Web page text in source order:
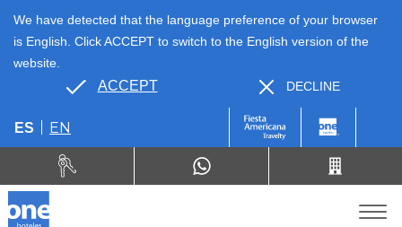
ES EN
We have detected that the language preference of your browser
is English. Click ACCEPT to switch to the English version of the
website.
ACCEPT DECLINE